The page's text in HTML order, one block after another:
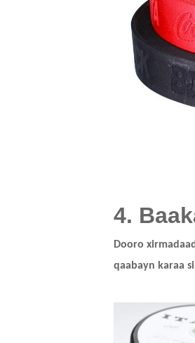
LA
4.
Dooro
qaabayn karaa